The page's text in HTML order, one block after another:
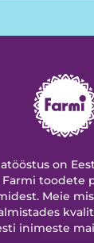
on
toodete
Meie
inimeste